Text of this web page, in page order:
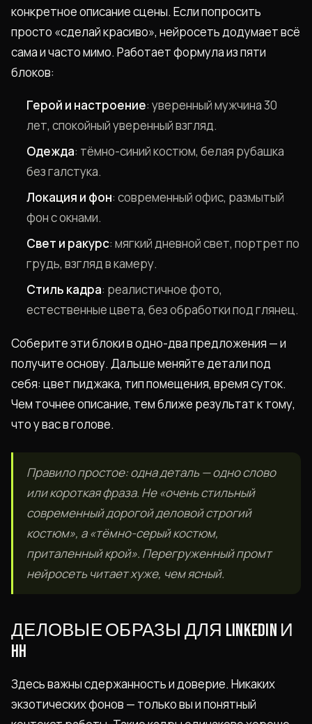
конкретное описание сцены. Если попросить
просто «сделай красиво», нейросеть додумает всё
сама и часто мимо. Работает формула из пяти
блоков:
Герой и настроение: уверенный мужчина 30
лет, спокойный уверенный взгляд.
Одежда: тёмно-синий костюм, белая рубашка
без галстука.
Локация и фон: современный офис, размытый
фон с окнами.
Свет и ракурс: мягкий дневной свет, портрет по
грудь, взгляд в камеру.
Стиль кадра: реалистичное фото,
естественные цвета, без обработки под глянец.
Соберите эти блоки в одно-два предложения — и
получите основу. Дальше меняйте детали под
себя: цвет пиджака, тип помещения, время суток.
Чем точнее описание, тем ближе результат к тому,
что у вас в голове.
Правило простое: одна деталь — одно слово
или короткая фраза. Не «очень стильный
современный дорогой деловой строгий
костюм», а «тёмно-серый костюм,
приталенный крой». Перегруженный промт
нейросеть читает хуже, чем ясный.
ДЕЛОВЫЕ ОБРАЗЫ ДЛЯ LINKEDIN И
HH
Здесь важны сдержанность и доверие. Никаких
экзотических фонов — только вы и понятный